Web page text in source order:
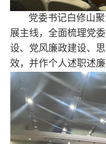
党委书记白修山
展主线，全面梳理党
设、党风廉政建设、
效，并作个人述职述廉